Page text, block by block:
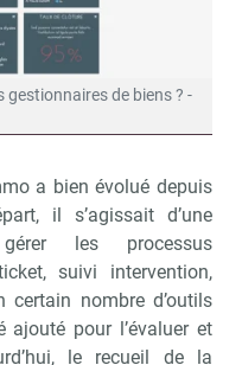
gestionnaires de biens ? -
a bien évolué depuis
il s’agissait d’une
les processus
suivi intervention,
nombre d’outils
ajouté pour l’évaluer et
le recueil de la